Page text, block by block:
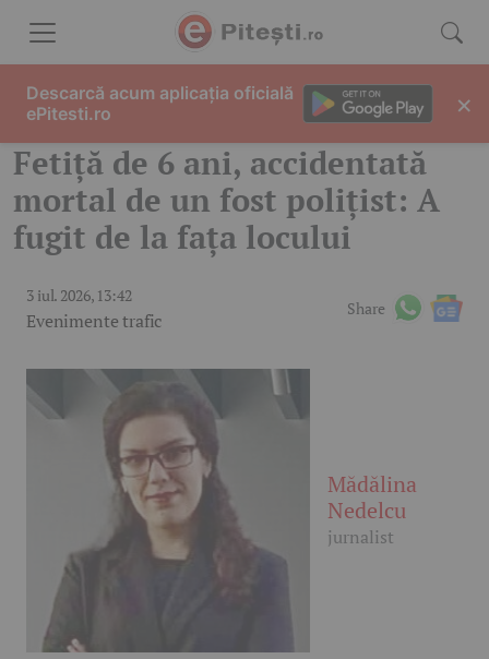
Fetiță de 6 ani, accidentată
mortal de un fost polițist: A
fugit de la fața locului
3 iul. 2026, 13:42
Evenimente trafic
Share
Mădălina
Nedelcu
jurnalist
Descarcă acum aplicația oficială
ePitesti.ro
×